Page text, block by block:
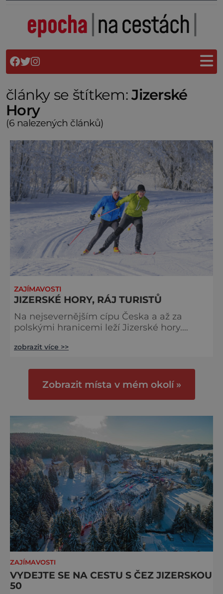
články se štítkem:Jizerské
Hory
(6 nalezených článků)
ZAJÍMAVOSTI
JIZERSKÉ HORY, RÁJ TURISTŮ
Na nejsevernějším cípu Česka a až za
polskými hranicemi leží Jizerské hory.
běžkařů. Do Jizerek vyrážejí turisté už od 19.
množství turistických cest, vyhlídek,
rozhleden, či chat a dnes tyto hory nabízejí
Nejproslulejší zimní atrakcí Jizerských
zobrazit více >>
Zobrazit místa v mém okolí »
ZAJÍMAVOSTI
VYDEJTE SE NA CESTU S ČEZ JIZERSKOU
50